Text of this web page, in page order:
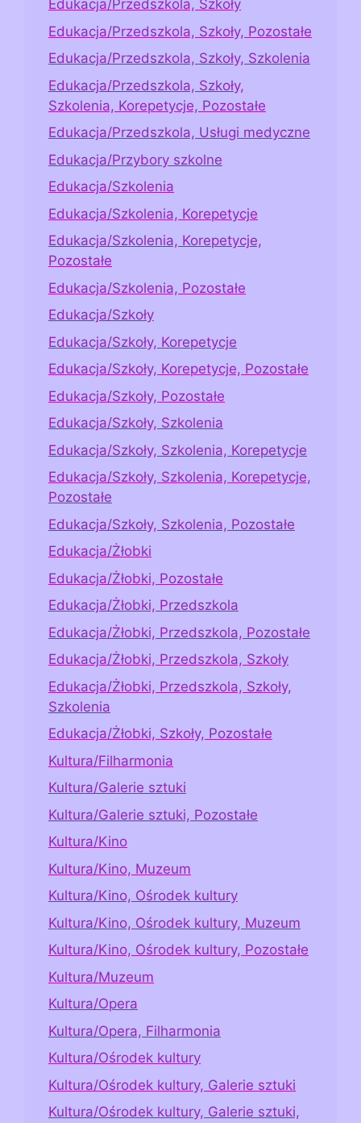
Edukacja/Przedszkola, Szkoły
Edukacja/Przedszkola, Szkoły, Pozostałe
Edukacja/Przedszkola, Szkoły, Szkolenia
Edukacja/Przedszkola, Szkoły,
Szkolenia, Korepetycje, Pozostałe
Edukacja/Przedszkola, Usługi medyczne
Edukacja/Przybory szkolne
Edukacja/Szkolenia
Edukacja/Szkolenia, Korepetycje
Edukacja/Szkolenia, Korepetycje,
Pozostałe
Edukacja/Szkolenia, Pozostałe
Edukacja/Szkoły
Edukacja/Szkoły, Korepetycje
Edukacja/Szkoły, Korepetycje, Pozostałe
Edukacja/Szkoły, Pozostałe
Edukacja/Szkoły, Szkolenia
Edukacja/Szkoły, Szkolenia, Korepetycje
Edukacja/Szkoły, Szkolenia, Korepetycje,
Pozostałe
Edukacja/Szkoły, Szkolenia, Pozostałe
Edukacja/Żłobki
Edukacja/Żłobki, Pozostałe
Edukacja/Żłobki, Przedszkola
Edukacja/Żłobki, Przedszkola, Pozostałe
Edukacja/Żłobki, Przedszkola, Szkoły
Edukacja/Żłobki, Przedszkola, Szkoły,
Szkolenia
Edukacja/Żłobki, Szkoły, Pozostałe
Kultura/Filharmonia
Kultura/Galerie sztuki
Kultura/Galerie sztuki, Pozostałe
Kultura/Kino
Kultura/Kino, Muzeum
Kultura/Kino, Ośrodek kultury
Kultura/Kino, Ośrodek kultury, Muzeum
Kultura/Kino, Ośrodek kultury, Pozostałe
Kultura/Muzeum
Kultura/Opera
Kultura/Opera, Filharmonia
Kultura/Ośrodek kultury
Kultura/Ośrodek kultury, Galerie sztuki
Kultura/Ośrodek kultury, Galerie sztuki,